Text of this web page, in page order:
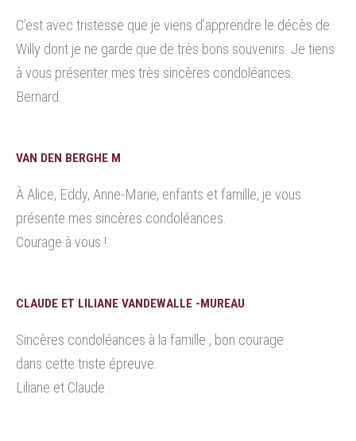
C’est avec tristesse que je viens d’apprendre le décès de
Willy dont je ne garde que de très bons souvenirs. Je tiens
à vous présenter mes très sincères condoléances.
Bernard.
VAN DEN BERGHE M
À Alice, Eddy, Anne-Marie, enfants et famille, je vous
présente mes sincères condoléances.
Courage à vous !
CLAUDE ET LILIANE VANDEWALLE -MUREAU
Sincères condoléances à la famille , bon courage
dans cette triste épreuve.
Liliane et Claude .